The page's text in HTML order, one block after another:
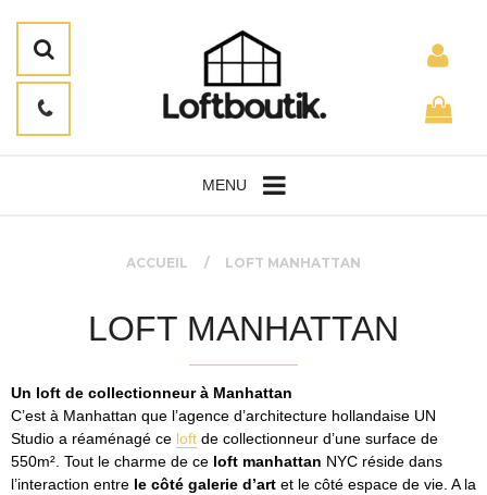
MENU
ACCUEIL LOFT MANHATTAN
LOFT MANHATTAN
Un loft de collectionneur à Manhattan
C’est à Manhattan que l’agence d’architecture hollandaise UN
Studio a réaménagé ce loft de collectionneur d’une surface de
550m². Tout le charme de ce loft manhattan NYC réside dans
l’interaction entre le côté galerie d’art et le côté espace de vie. A la